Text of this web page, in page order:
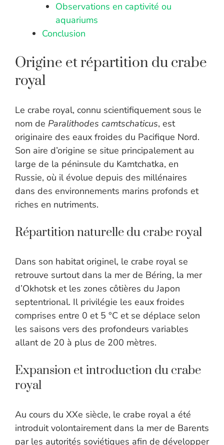
Observations en captivité ou
aquariums
Conclusion
Origine et répartition du crabe
royal
Le crabe royal, connu scientifiquement sous le
nom de Paralithodes camtschaticus, est
originaire des eaux froides du Pacifique Nord.
Son aire d’origine se situe principalement au
large de la péninsule du Kamtchatka, en
Russie, où il évolue depuis des millénaires
dans des environnements marins profonds et
riches en nutriments.
Répartition naturelle du crabe royal
Dans son habitat originel, le crabe royal se
retrouve surtout dans la mer de Béring, la mer
d’Okhotsk et les zones côtières du Japon
septentrional. Il privilégie les eaux froides
comprises entre 0 et 5 °C et se déplace selon
les saisons vers des profondeurs variables
allant de 20 à plus de 200 mètres.
Expansion et introduction du crabe
royal
Au cours du XXe siècle, le crabe royal a été
introduit volontairement dans la mer de Barents
par les autorités soviétiques afin de développer